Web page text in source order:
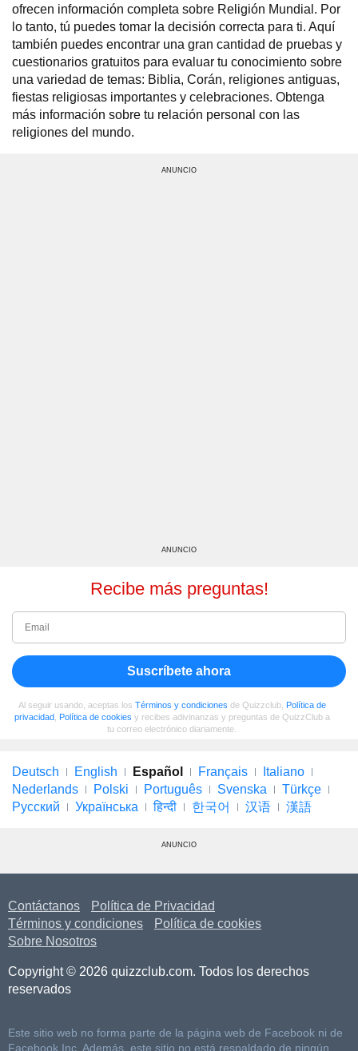
ofrecen información completa sobre Religión Mundial. Por
lo tanto, tú puedes tomar la decisión correcta para ti. Aquí
también puedes encontrar una gran cantidad de pruebas y
cuestionarios gratuitos para evaluar tu conocimiento sobre
una variedad de temas: Biblia, Corán, religiones antiguas,
fiestas religiosas importantes y celebraciones. Obtenga
más información sobre tu relación personal con las
religiones del mundo.
ANUNCIO
ANUNCIO
Recibe más preguntas!
Suscríbete ahora
Al seguir usando, aceptas los Términos y condiciones de Quizzclub,
Política de
privacidad
Política de cookies y recibes adivinanzas y preguntas de QuizzClub a
tu correo electrónico diariamente.
Deutsch English Español Français
Italiano
Nederlands
Polski Português Svenska
Türkçe
Русский
Українська हिन्दी 한국어 汉语 漢語
ANUNCIO
Contáctanos
Política de Privacidad
Términos y condiciones
Política de cookies
Sobre Nosotros
Copyright © 2026 quizzclub.com. Todos los derechos
reservados
Este sitio web no forma parte de la página web de Facebook ni de
Facebook Inc. Además, este sitio no está respaldado de ningún